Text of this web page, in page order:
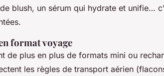
blush, un sérum qui hydrate et unifie…
format voyage
de plus en plus de formats mini ou
les règles de transport aérien